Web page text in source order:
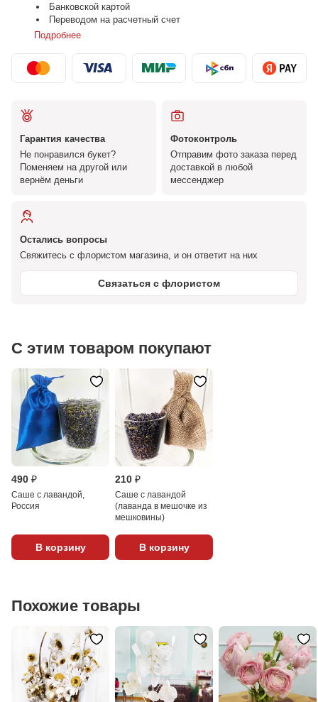
Банковской картой
Переводом на расчетный счет
Подробнее
Гарантия качества
Не понравился букет?
Поменяем на другой или
вернём деньги
Фотоконтроль
Отправим фото заказа перед
доставкой в любой
мессенджер
Остались вопросы
Свяжитесь с флористом магазина, и он ответит на них
Связаться с флористом
С этим товаром покупают
490 ₽
Саше с лавандой,
Россия
В корзину
210 ₽
Саше с лавандой
(лаванда в мешочке из
мешковины)
В корзину
Похожие товары